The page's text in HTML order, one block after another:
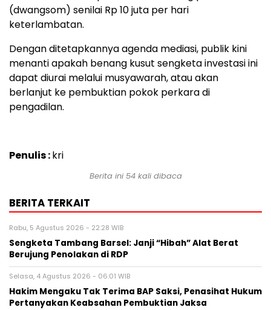
(dwangsom) senilai Rp 10 juta per hari
keterlambatan.
Dengan ditetapkannya agenda mediasi, publik kini
menanti apakah benang kusut sengketa investasi ini
dapat diurai melalui musyawarah, atau akan
berlanjut ke pembuktian pokok perkara di
pengadilan.
Penulis :kri
Berita ini 54kali dibaca
BERITA TERKAIT
Rabu, 5 Agustus 2026 - 22:28 WIB
Sengketa Tambang Barsel: Janji “Hibah” Alat Berat
Berujung Penolakan di RDP
Selasa, 4 Agustus 2026 - 06:01 WIB
Hakim Mengaku Tak Terima BAP Saksi, Penasihat Hukum
Pertanyakan Keabsahan Pembuktian Jaksa